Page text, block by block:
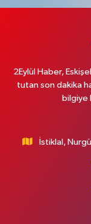
2Eylül Haber,
tutan son dakika
bilgiye
İstiklal,